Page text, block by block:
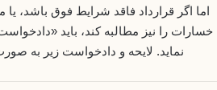
اما اگر قرارداد فاقد شرایط فوق باشد، یا
خسارات را نیز مطالبه کند، باید
نماید. لایحه و دادخواست زیر به